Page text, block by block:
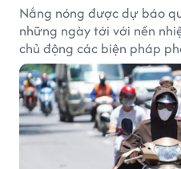
Nắng nóng được dự báo
những ngày tới với nền
chủ động các biện pháp
tác động của thời tiết cực